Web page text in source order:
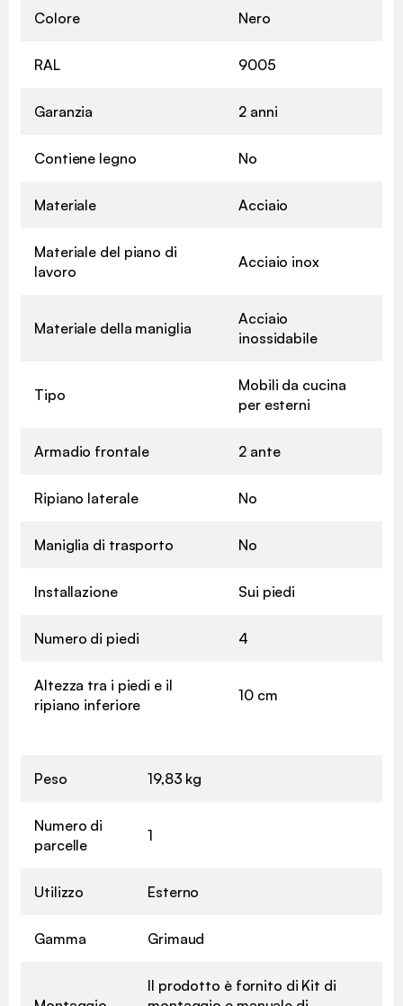
Colore Nero
RAL 9005
Garanzia 2 anni
Contiene legno No
Materiale Acciaio
Materiale del piano di
lavoro
Acciaio inox
Materiale della maniglia
Acciaio
inossidabile
Tipo
Mobili da cucina
per esterni
Armadio frontale 2 ante
Ripiano laterale No
Maniglia di trasporto No
Installazione Sui piedi
Numero di piedi 4
Altezza tra i piedi e il
ripiano inferiore
10 cm
Peso 19,83 kg
Numero di
parcelle
1
Utilizzo Esterno
Gamma Grimaud
Il prodotto è fornito di Kit di